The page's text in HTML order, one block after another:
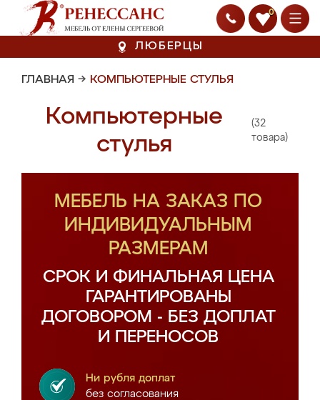
0
ЛЮБЕРЦЫ
ГЛАВНАЯ → КОМПЬЮТЕРНЫЕ СТУЛЬЯ
Компьютерные
стулья
(32
товара)
МЕБЕЛЬ НА ЗАКАЗ ПО
ИНДИВИДУАЛЬНЫМ
РАЗМЕРАМ
СРОК И ФИНАЛЬНАЯ ЦЕНА
ГАРАНТИРОВАНЫ
ДОГОВОРОМ - БЕЗ ДОПЛАТ
И ПЕРЕНОСОВ
Ни рубля доплат
без согласования